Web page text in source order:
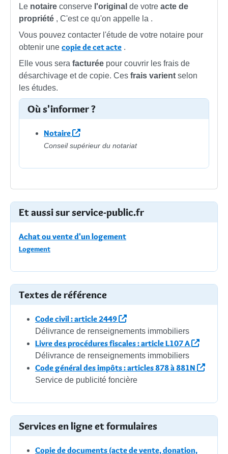
Le notaire conserve l'original de votre acte de
propriété , C'est ce qu'on appelle la .
Vous pouvez contacter l'étude de votre notaire pour
obtenir une copie de cet acte .
Elle vous sera facturée pour couvrir les frais de
désarchivage et de copie. Ces frais varient selon
les études.
Où s'informer ?
Notaire
Conseil supérieur du notariat
Et aussi sur service-public.fr
Achat ou vente d'un logement
Logement
Textes de référence
Code civil : article 2449
Délivrance de renseignements immobiliers
Livre des procédures fiscales : article L107 A
Délivrance de renseignements immobiliers
Code général des impôts : articles 878 à 881N
Service de publicité foncière
Services en ligne et formulaires
Copie de documents (acte de vente, donation,